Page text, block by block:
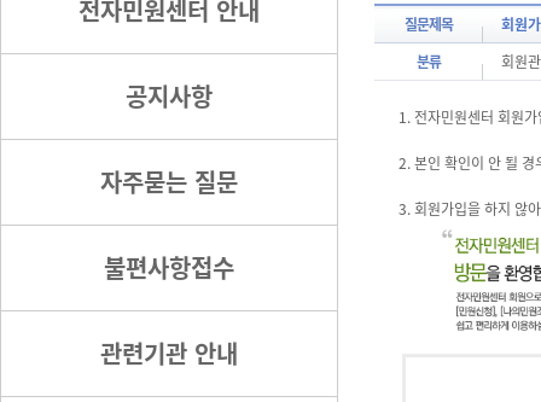
전자민원센터 안내
공지사항
자주묻는 질문
불편사항접수
관련기관 안내
질문제목
회원
분류
회원
1. 전자민원센터 회원
2. 본인 확인이 안 될 경
3. 회원가입을 하지 않